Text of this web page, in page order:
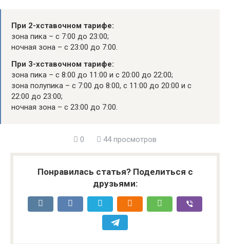
При 2-хставочном тарифе:
зона пика – с 7:00 до 23:00;
ночная зона – с 23:00 до 7:00.
При 3-хставочном тарифе:
зона пика – с 8:00 до 11:00 и с 20:00 до 22:00;
зона полупика – с 7:00 до 8:00, с 11:00 до 20:00 и с
22:00 до 23:00;
ночная зона – с 23:00 до 7:00.
0 44 просмотров
Понравилась статья? Поделиться с
друзьями: